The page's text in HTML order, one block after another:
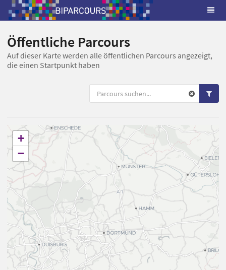
Öffentliche Parcours
Auf dieser Karte werden alle öffentlichen Parcours angezeigt,
die einen Startpunkt haben
+
−